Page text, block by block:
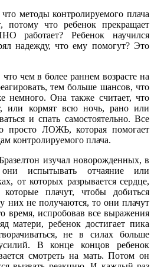
методы контролируемого плача
потому что ребенок прекращает
работает? Ребенок научился
надежду, что ему помогут? Это
чем в более раннем возрасте на
тем больше шансов, что
немного. Она также считает, что
или кормят всю ночь, рано или
и спать самостоятельно. Все
просто ЛОЖЬ, которая помогает
контролируемого плача.
изучал новорожденных, в
испытывать отчаяние или
от которых разрывается сердце,
плачут, чтобы добиться
них не получаются, то они плачут
время, испробовав все выражения
матери, ребенок достигает пика
не в силах больше
В конце концов ребенок
смотреть на мать. Потом он